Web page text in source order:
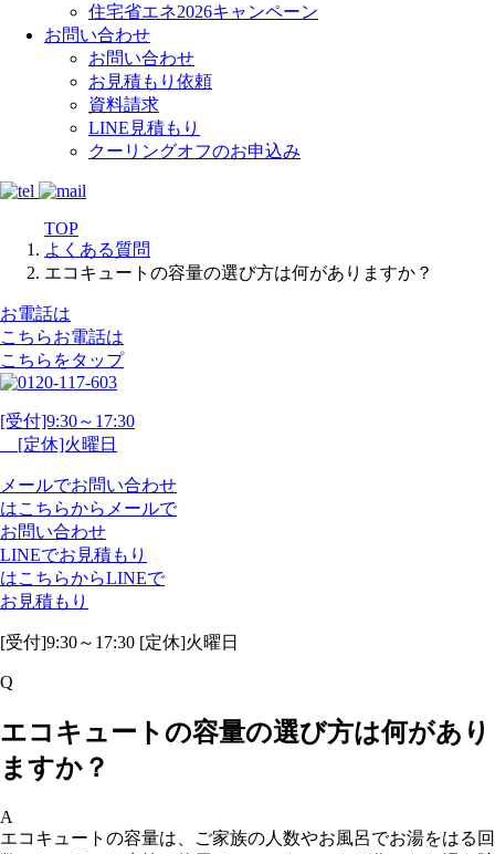
住宅省エネ2026キャンペーン
お問い合わせ
お問い合わせ
お見積もり依頼
資料請求
LINE見積もり
クーリングオフのお申込み
TOP
よくある質問
エコキュートの容量の選び方は何がありますか？
お電話は
こちらお電話は
こちらをタップ
[受付]9:30～17:30
[定休]火曜日
メールでお問い合わせ
はこちらから メールで
お問い合わせ
LINEでお見積もり
はこちらからLINEで
お見積もり
[受付]9:30～17:30 [定休]火曜日
Q
エコキュートの容量の選び方は何があり
ますか？
A
エコキュートの容量は、ご家族の人数やお風呂でお湯をはる回